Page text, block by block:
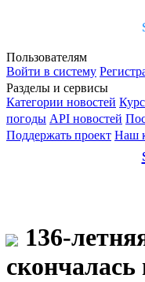
Пользователям
Войти в систему
Разделы и сервисы
Категории новостей
погоды API новостей
Поддержать проект Наш
136-